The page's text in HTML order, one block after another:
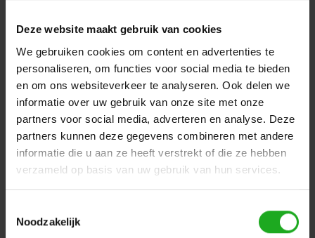
Deze website maakt gebruik van cookies
We gebruiken cookies om content en advertenties te
personaliseren, om functies voor social media te bieden
en om ons websiteverkeer te analyseren. Ook delen we
informatie over uw gebruik van onze site met onze
partners voor social media, adverteren en analyse. Deze
partners kunnen deze gegevens combineren met andere
informatie die u aan ze heeft verstrekt of die ze hebben
verzameld op basis van uw gebruik van hun services.
Noodzakelijk
Dolphin Wave 90i
€2.750,00
Dolphin 2x2 Pro Gyro
€10.395,00
Dolphin Wave 150